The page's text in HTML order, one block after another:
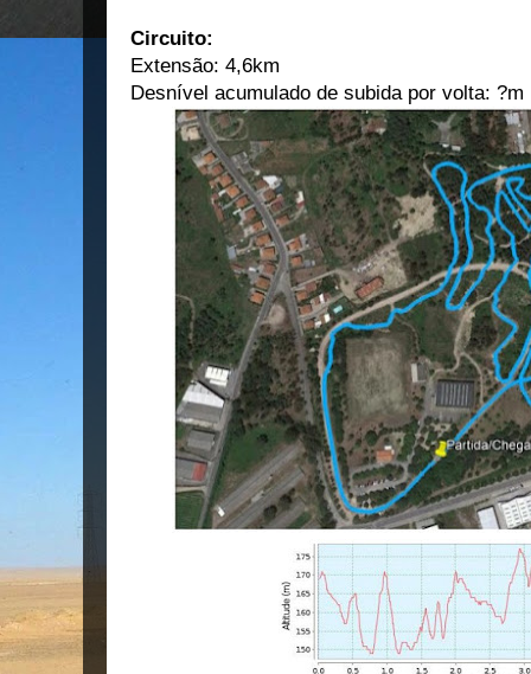
Circuito:
Extensão: 4,6km
Desnível acumulado de subida por volta: ?m